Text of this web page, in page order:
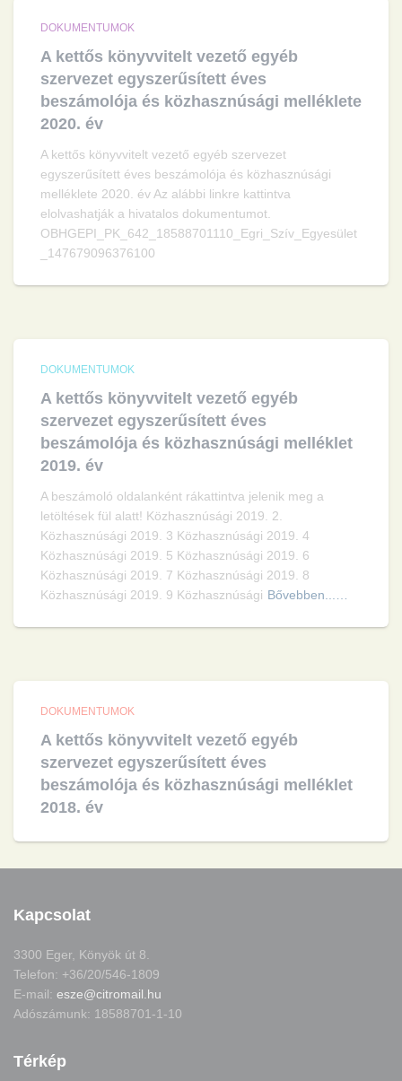
DOKUMENTUMOK
A kettős könyvvitelt vezető egyéb
szervezet egyszerűsített éves
beszámolója és közhasznúsági melléklete
2020. év
A kettős könyvvitelt vezető egyéb szervezet
egyszerűsített éves beszámolója és közhasznúsági
melléklete 2020. év Az alábbi linkre kattintva
elolvashatják a hivatalos dokumentumot.
OBHGEPI_PK_642_18588701110_Egri_Szív_Egyesület
_147679096376100
DOKUMENTUMOK
A kettős könyvvitelt vezető egyéb
szervezet egyszerűsített éves
beszámolója és közhasznúsági melléklet
2019. év
A beszámoló oldalanként rákattintva jelenik meg a
letöltések fül alatt! Közhasznúsági 2019. 2.
Közhasznúsági 2019. 3 Közhasznúsági 2019. 4
Közhasznúsági 2019. 5 Közhasznúsági 2019. 6
Közhasznúsági 2019. 7 Közhasznúsági 2019. 8
Közhasznúsági 2019. 9 Közhasznúsági Bővebben...…
DOKUMENTUMOK
A kettős könyvvitelt vezető egyéb
szervezet egyszerűsített éves
beszámolója és közhasznúsági melléklet
2018. év
Kapcsolat
3300 Eger, Könyök út 8.
Telefon: +36/20/546-1809
E-mail: esze@citromail.hu
Adószámunk: 18588701-1-10
Térkép